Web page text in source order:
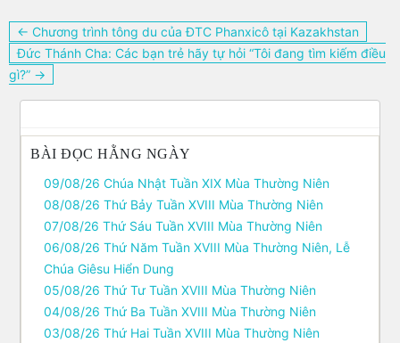
Điều
hướng
bài
viết
← Chương trình tông du của ĐTC Phanxicô tại Kazakhstan
Đức Thánh Cha: Các bạn trẻ hãy tự hỏi “Tôi đang tìm kiếm điều
gì?” →
BÀI ĐỌC HẰNG NGÀY
09/08/26 Chúa Nhật Tuần XIX Mùa Thường Niên
08/08/26 Thứ Bảy Tuần XVIII Mùa Thường Niên
07/08/26 Thứ Sáu Tuần XVIII Mùa Thường Niên
06/08/26 Thứ Năm Tuần XVIII Mùa Thường Niên, Lễ
Chúa Giêsu Hiển Dung
05/08/26 Thứ Tư Tuần XVIII Mùa Thường Niên
04/08/26 Thứ Ba Tuần XVIII Mùa Thường Niên
03/08/26 Thứ Hai Tuần XVIII Mùa Thường Niên